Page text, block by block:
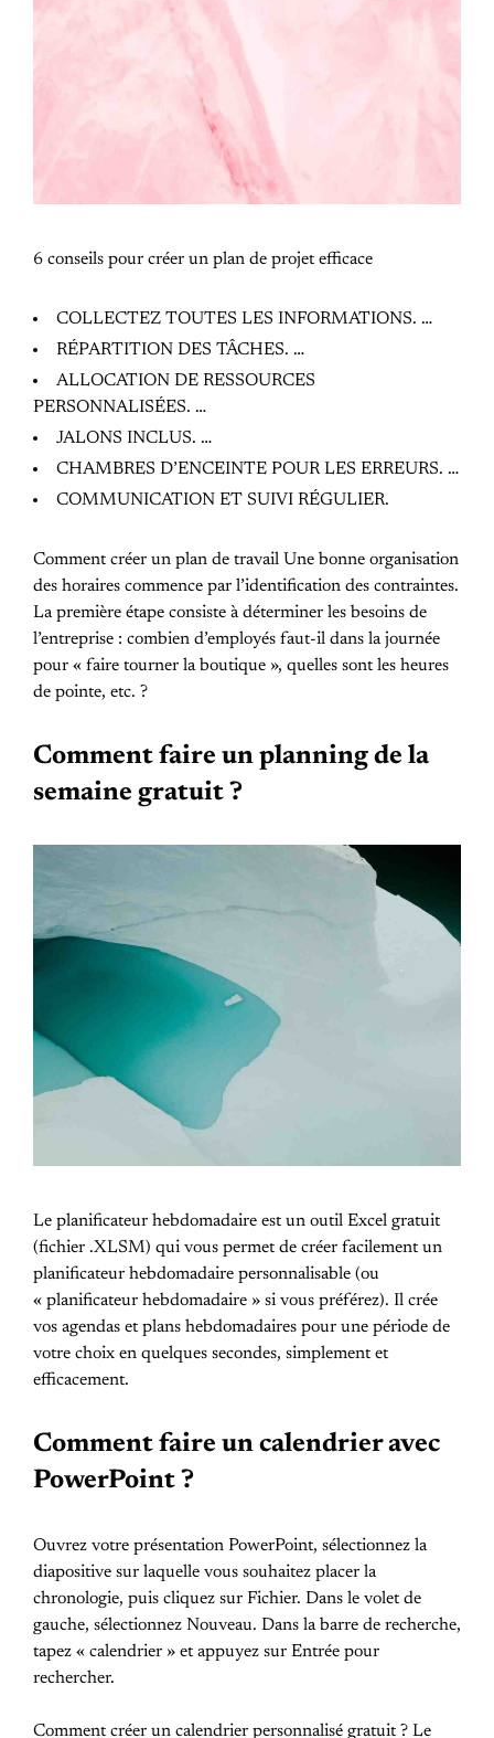
6 conseils pour créer un plan de projet efficace
COLLECTEZ TOUTES LES INFORMATIONS. …
RÉPARTITION DES TÂCHES. …
ALLOCATION DE RESSOURCES
PERSONNALISÉES. …
JALONS INCLUS. …
CHAMBRES D’ENCEINTE POUR LES ERREURS. …
COMMUNICATION ET SUIVI RÉGULIER.
Comment créer un plan de travail Une bonne organisation
des horaires commence par l’identification des contraintes.
La première étape consiste à déterminer les besoins de
l’entreprise : combien d’employés faut-il dans la journée
pour « faire tourner la boutique », quelles sont les heures
de pointe, etc. ?
Comment faire un planning de la
semaine gratuit ?
Le planificateur hebdomadaire est un outil Excel gratuit
(fichier .XLSM) qui vous permet de créer facilement un
planificateur hebdomadaire personnalisable (ou
« planificateur hebdomadaire » si vous préférez). Il crée
vos agendas et plans hebdomadaires pour une période de
votre choix en quelques secondes, simplement et
efficacement.
Comment faire un calendrier avec
PowerPoint ?
Ouvrez votre présentation PowerPoint, sélectionnez la
diapositive sur laquelle vous souhaitez placer la
chronologie, puis cliquez sur Fichier. Dans le volet de
gauche, sélectionnez Nouveau. Dans la barre de recherche,
tapez « calendrier » et appuyez sur Entrée pour
rechercher.
Comment créer un calendrier personnalisé gratuit ? Le